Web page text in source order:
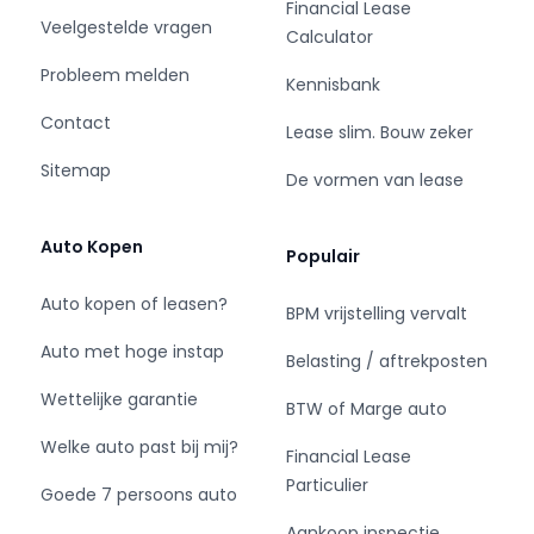
wanneer deze niet door een
informatie is onder voorbehoud van druk-, zet-,
prijs-, en programmeerfouten. Alle
afbeeldingen zoals deze getoond worden zijn
auteursrechtelijk beschermd en mogen niet
Veelgestelde vragen
Probleem melden
Contact
Sitemap
Auto Kopen
Auto kopen of leasen?
Auto met hoge instap
Wettelijke garantie
Welke auto past bij mij?
Goede 7 persoons auto
Financial Lease
Calculator
Kennisbank
Lease slim. Bouw zeker
De vormen van lease
Populair
BPM vrijstelling vervalt
Belasting / aftrekposten
BTW of Marge auto
Financial Lease
Particulier